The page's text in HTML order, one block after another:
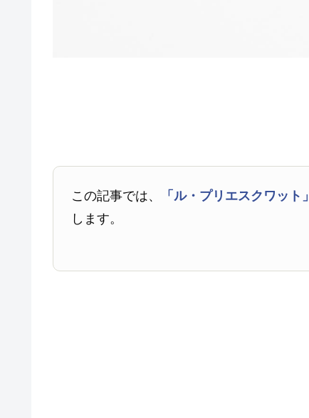
この記事では、 「ル・プリエスクワット」
します。